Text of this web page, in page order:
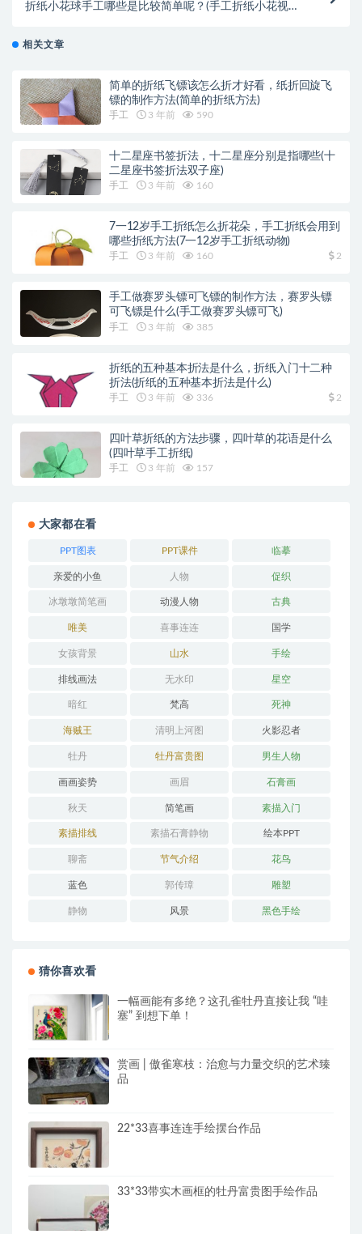
折纸小花球手工哪些是比较简单呢？(手工折纸小花视频
相关文章
简单的折纸飞镖该怎么折才好看，纸折回旋飞
镖的制作方法(简单的折纸方法)
手工 3 年前 590
十二星座书签折法，十二星座分别是指哪些(十
二星座书签折法双子座)
手工 3 年前 160
7一12岁手工折纸怎么折花朵，手工折纸会用到
哪些折纸方法(7一12岁手工折纸动物)
手工 3 年前 160 2
手工做赛罗头镖可飞镖的制作方法，赛罗头镖
可飞镖是什么(手工做赛罗头镖可飞)
手工 3 年前 385
折纸的五种基本折法是什么，折纸入门十二种
折法(折纸的五种基本折法是什么)
手工 3 年前 336 2
四叶草折纸的方法步骤，四叶草的花语是什么
(四叶草手工折纸)
手工 3 年前 157
大家都在看
PPT图表 PPT课件 临摹
亲爱的小鱼 人物 促织
冰墩墩简笔画 动漫人物 古典
唯美 喜事连连 国学
女孩背景 山水 手绘
排线画法 无水印 星空
暗红 梵高 死神
海贼王 清明上河图 火影忍者
牡丹 牡丹富贵图 男生人物
画画姿势 画眉 石膏画
秋天 简笔画 素描入门
素描排线 素描石膏静物 绘本PPT
聊斋 节气介绍 花鸟
蓝色 郭传璋 雕塑
静物 风景 黑色手绘
猜你喜欢看
一幅画能有多绝？这孔雀牡丹直接让我 “哇
塞” 到想下单！
赏画 | 傲雀寒枝：治愈与力量交织的艺术臻
品
22*33喜事连连手绘摆台作品
33*33带实木画框的牡丹富贵图手绘作品